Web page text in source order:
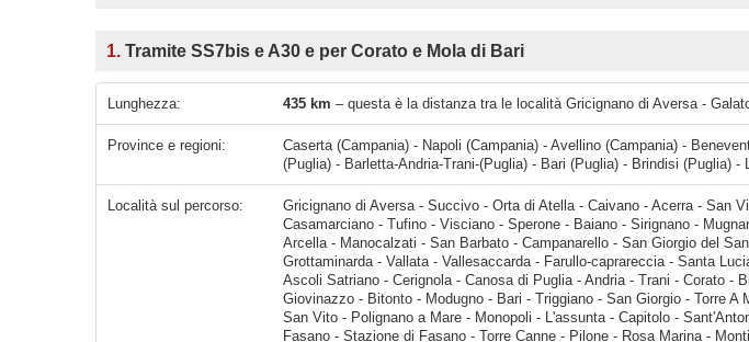
1. Tramite SS7bis e A30 e per Corato e Mola di Bari
Lunghezza: 435 km – questa è la distanza tra le località Gricignano di Aversa -
Province e regioni:
Caserta (Campania) - Napoli (Campania) - Avellino (Campania) -
(Puglia) - Barletta-Andria-Trani-(Puglia) - Bari (Puglia) - Brindisi (Puglia) -
Località sul percorso: Gricignano di Aversa - Succivo - Orta di Atella - Caivano - Acerra - San Vitaliano - Nola - Casamarciano - Tufino - Visciano - Sperone - Baiano - Sirignano - Mugnano del Cardinale - Atripalda - Arcella - Manocalzati - San Barbato - Campanarello - San Giorgio del Sannio - Castello di Lago - Grottaminarda - Vallata - Vallesaccarda - Farullo-caprareccia - Santa Lucia - Lacedonia - Candela - Ascoli Satriano -